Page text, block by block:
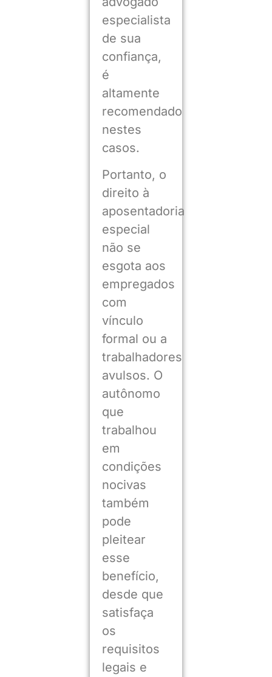
especialista
de sua
confiança,
é
altamente
recomendado
nestes
casos.
Portanto, o
direito à
aposentadoria
especial
não se
esgota aos
empregados
com
vínculo
formal ou a
trabalhadores
avulsos. O
autônomo
que
trabalhou
em
condições
nocivas
também
pode
pleitear
esse
benefício,
desde que
satisfaça
os
requisitos
legais e